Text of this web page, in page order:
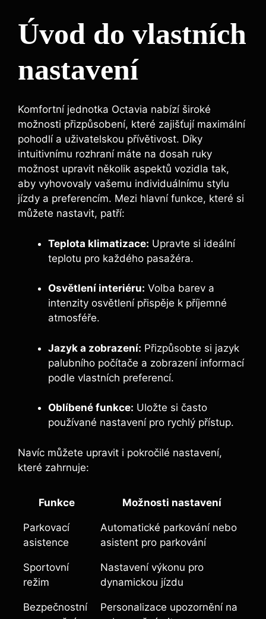
Úvod do vlastních
nastavení
Komfortní jednotka Octavia nabízí široké
možnosti přizpůsobení, které zajišťují maximální
pohodlí a uživatelskou přívětivost. Díky
intuitivnímu rozhraní máte na dosah ruky
možnost upravit několik aspektů vozidla tak,
aby vyhovovaly vašemu individuálnímu stylu
jízdy a preferencím. Mezi hlavní funkce, které si
můžete nastavit, patří:
Teplota klimatizace: Upravte si ideální
teplotu pro každého pasažéra.
Osvětlení interiéru: Volba barev a
intenzity osvětlení přispěje k příjemné
atmosféře.
Jazyk a zobrazení: Přizpůsobte si jazyk
palubního počítače a zobrazení informací
podle vlastních preferencí.
Oblíbené funkce: Uložte si často
používané nastavení pro rychlý přístup.
Navíc můžete upravit i pokročilé nastavení,
které zahrnuje:
Funkce Možnosti nastavení
Parkovací
asistence
Automatické parkování nebo
asistent pro parkování
Sportovní
režim
Nastavení výkonu pro
dynamickou jízdu
Bezpečnostní
Personalizace upozornění na